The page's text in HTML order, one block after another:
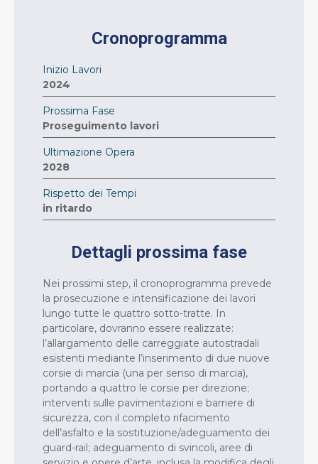
Cronoprogramma
Inizio Lavori
2024
Prossima Fase
Proseguimento lavori
Ultimazione Opera
2028
Rispetto dei Tempi
in ritardo
Dettagli prossima fase
Nei prossimi step, il cronoprogramma prevede
la prosecuzione e intensificazione dei lavori
lungo tutte le quattro sotto-tratte. In
particolare, dovranno essere realizzate:
l’allargamento delle carreggiate autostradali
esistenti mediante l’inserimento di due nuove
corsie di marcia (una per senso di marcia),
portando a quattro le corsie per direzione;
interventi sulle pavimentazioni e barriere di
sicurezza, con il completo rifacimento
dell’asfalto e la sostituzione/adeguamento dei
guard-rail; adeguamento di svincoli, aree di